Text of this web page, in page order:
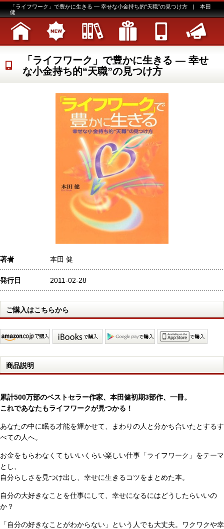
「ライフワーク」で豊かに生きる ― 幸せな小金持ち的“天職”の見つけ方 | 本田
健
「ライフワーク」で豊かに生きる ― 幸せ
な小金持ち的“天職”の見つけ方
著者 本田 健
発行日 2011-02-28
ご購入はこちらから
商品説明
累計500万部のベストセラー作家、本田健初期3部作、一冊。
これであなたもライフワークが見つかる！
あなたの中に眠る才能を輝かせて、まわりの人と分かち合いたとするす
べての人へ。
お金をもらわなくてもいいくらい楽しい仕事「ライフワーク」をテーマ
とし、
自分らしさを見つけ出し、幸せに生きるコツをまとめた本。
自分の大好きなことを仕事にして、幸せになるにはどうしたらいいの
か？
「自分の好きなことがわからない」という人でも大丈夫。ワクワクや幸